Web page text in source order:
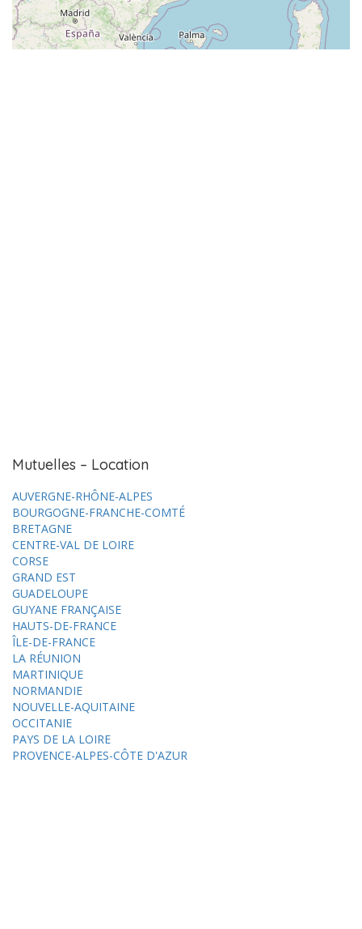
Mutuelles – Location
AUVERGNE-RHÔNE-ALPES
BOURGOGNE-FRANCHE-COMTÉ
BRETAGNE
CENTRE-VAL DE LOIRE
CORSE
GRAND EST
GUADELOUPE
GUYANE FRANÇAISE
HAUTS-DE-FRANCE
ÎLE-DE-FRANCE
LA RÉUNION
MARTINIQUE
NORMANDIE
NOUVELLE-AQUITAINE
OCCITANIE
PAYS DE LA LOIRE
PROVENCE-ALPES-CÔTE D'AZUR